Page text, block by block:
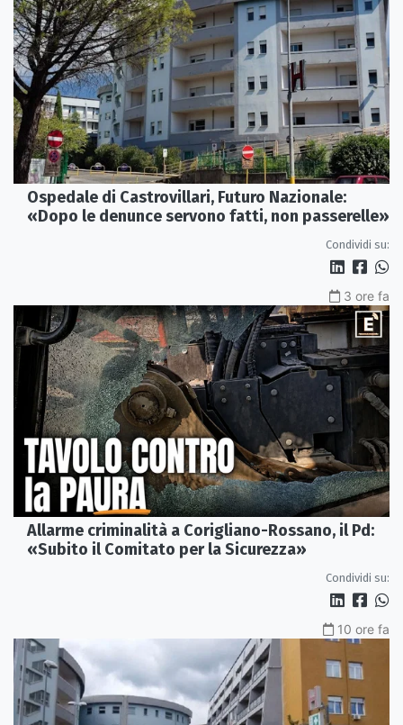
Ospedale di Castrovillari, Futuro Nazionale:
«Dopo le denunce servono fatti, non passerelle»
Condividi su:
3 ore fa
Allarme criminalità a Corigliano-Rossano, il Pd:
«Subito il Comitato per la Sicurezza»
Condividi su:
10 ore fa